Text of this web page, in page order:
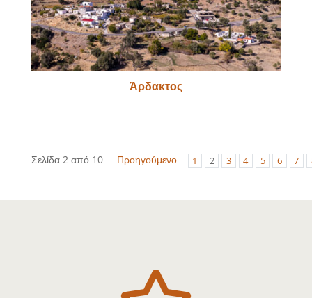
Άρδακτος
Σελίδα 2 από 10 Προηγούμενο 1 2 3 4 5 6 7